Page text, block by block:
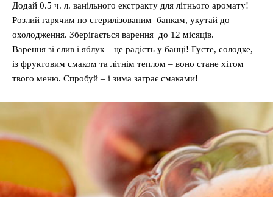
Додай 0.5 ч. л. ванільного екстракту для літнього аромату!
Розлий гарячим по стерилізованим банкам, укутай до
охолодження. Зберігається варення до 12 місяців.
Варення зі слив і яблук – це радість у банці! Густе, солодке,
із фруктовим смаком та літнім теплом – воно стане хітом
твого меню. Спробуй – і зима заграє смаками!